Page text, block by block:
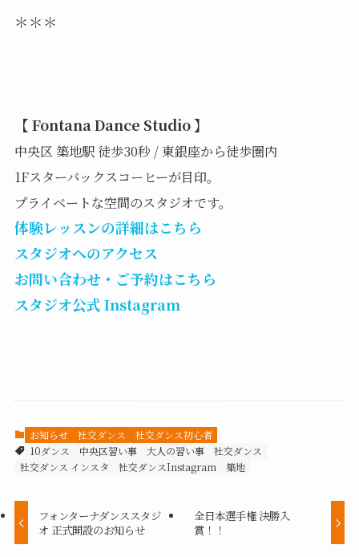
＊＊＊
【 Fontana Dance Studio 】
中央区 築地駅 徒歩30秒 / 東銀座から徒歩圏内
1Fスターバックスコーヒーが目印。
プライベートな空間のスタジオです。
体験レッスンの詳細はこちら
スタジオへのアクセス
お問い合わせ・ご予約はこちら
スタジオ公式 Instagram
お知らせ 社交ダンス
社交ダンス初心者
10ダンス
中央区習い事 大人の習い事
社交ダンス
社交ダンス インスタ
社交ダンスInstagram 築地
フォンターナダンススタジ
オ 正式開設のお知らせ
全日本選手権 決勝入
賞！！